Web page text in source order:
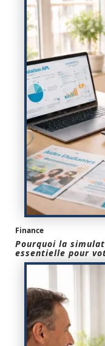
Finance
Pourquoi la
essentielle pour